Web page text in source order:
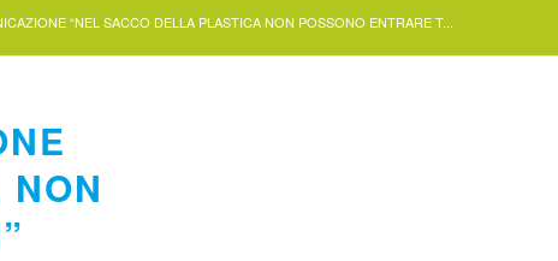
“NEL SACCO DELLA PLASTICA NON POSSONO ENTRARE T...